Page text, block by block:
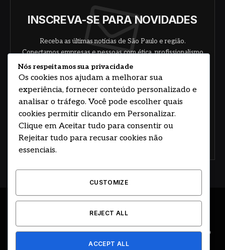
INSCREVA-SE PARA NOVIDADES
Receba as últimas notícias de São Paulo e região.
Conectamos empresas e pessoas com ética, profissionalismo
e responsabilidade.
Concorde com nossos termos e acordo de
© 2026 DESENVOLVIDO POR HOSTING PRIME BRASIL
ÚLTIMAS NOTÍCIAS DESTAQUES
CIDADE E REGIÃO
EDITORIAL EVENTOS
Nós respeitamos sua privacidade
Os cookies nos ajudam a melhorar sua
experiência, fornecer conteúdo personalizado e
analisar o tráfego. Você pode escolher quais
cookies permitir clicando em Personalizar.
Clique em Aceitar tudo para consentir ou
Rejeitar tudo para recusar cookies não
essenciais.
CUSTOMIZE
REJECT ALL
ACCEPT ALL